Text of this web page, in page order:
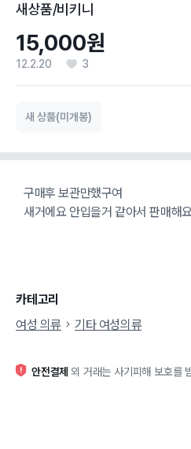
새상품/비키니
15,000원
12.2.20 3
새 상품(미개봉)
구매후 보관만했구여
새거에요 안입을거 같아서 판매해
카테고리
여성 의류
기타 여성의류
안전결제 외 거래는 사기피해 보호를